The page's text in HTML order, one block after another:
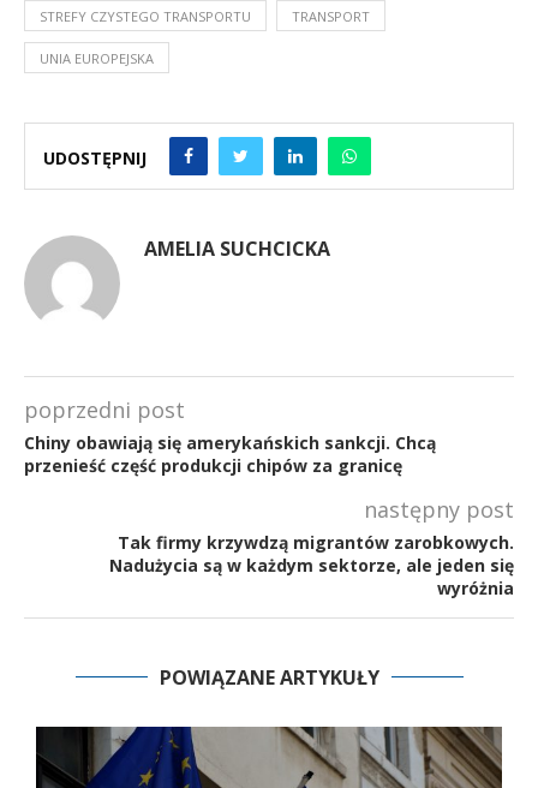
STREFY CZYSTEGO TRANSPORTU TRANSPORT
UNIA EUROPEJSKA
UDOSTĘPNIJ
AMELIA SUCHCICKA
poprzedni post
Chiny obawiają się amerykańskich sankcji. Chcą
przenieść część produkcji chipów za granicę
następny post
Tak firmy krzywdzą migrantów zarobkowych.
Nadużycia są w każdym sektorze, ale jeden się
wyróżnia
POWIĄZANE ARTYKUŁY